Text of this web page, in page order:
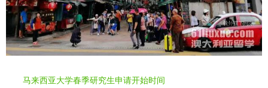
马来西亚大学春季研究生申请开始时间